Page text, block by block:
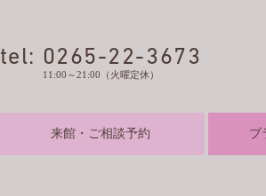
tel: 0265-22-3673
11:00～21:00（火曜定休）
来館・ご相談予約 ブ